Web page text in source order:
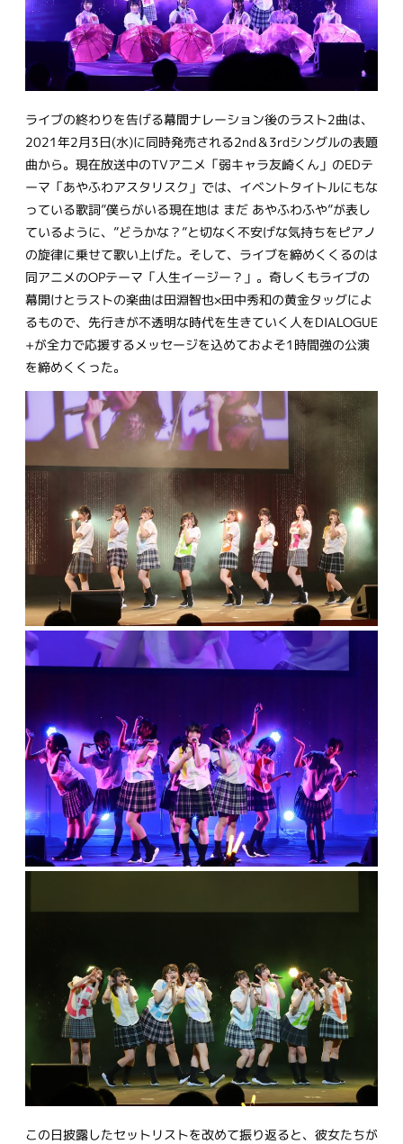
ライブの終わりを告げる幕間ナレーション後のラスト2曲は、
2021年2月3日(水)に同時発売される2nd＆3rdシングルの表題
曲から。現在放送中のTVアニメ「弱キャラ友崎くん」のEDテ
ーマ「あやふわアスタリスク」では、イベントタイトルにもな
っている歌詞”僕らがいる現在地は まだ あやふわふや”が表し
ているように、”どうかな？”と切なく不安げな気持ちをピアノ
の旋律に乗せて歌い上げた。そして、ライブを締めくくるのは
同アニメのOPテーマ「人生イージー？」。奇しくもライブの
幕開けとラストの楽曲は田淵智也×田中秀和の黄金タッグによ
るもので、先行きが不透明な時代を生きていく人をDIALOGUE
+が全力で応援するメッセージを込めておよそ1時間強の公演
を締めくくった。
この日披露したセットリストを改めて振り返ると、彼女たちが